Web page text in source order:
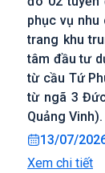
phục vụ nhu
trang khu
tâm đầu tư
từ cầu Tứ
từ ngã 3
Quảng Vinh).
13/07/
Xem chi tiết